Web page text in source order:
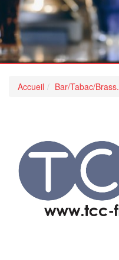
Accueil Bar/Tabac/Brass.